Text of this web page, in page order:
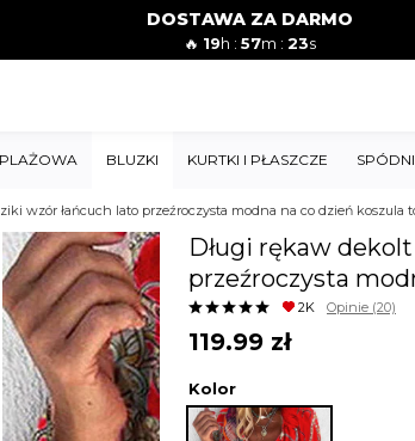
DOSTAWA ZA DARMO
🔥 19h : 57m : 22s
BLUZKI KURTKI I PŁASZCZE
wzór łańcuch lato przeźroczysta modna na co dzień koszula
Długi rękaw
przeźroczysta
2K Opinie (20)
119.99 zł
Kolor